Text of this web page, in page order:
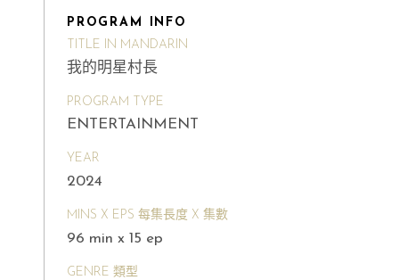
PROGRAM INFO
TITLE IN MANDARIN
我的明星村長
PROGRAM TYPE
ENTERTAINMENT
YEAR
2024
MINS X EPS 每集長度 X 集數
96 min x 15 ep
GENRE 類型